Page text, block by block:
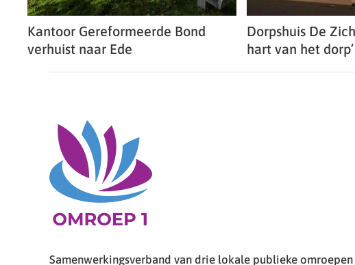
Kantoor Gereformeerde Bond
verhuist naar Ede
Dorpshuis De
hart van het dorp’
Samenwerkingsverband van drie lokale publieke